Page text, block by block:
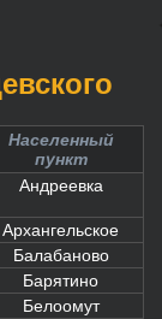
Населенный
пункт
Андреевка
Архангельское
Балабаново
Барятино
Белоомут